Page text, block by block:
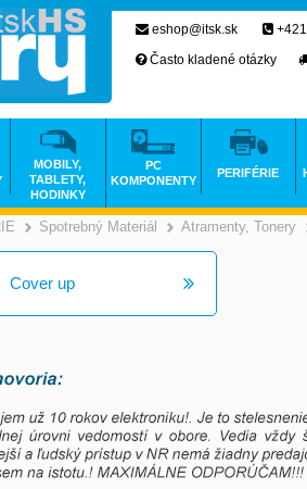
>
Spotrebný Materiál >
Atramenty, Tonery
Cover up
eshop@itsk.sk
Často kladené otázky
MOBILY,
TABLETY,
HODINKY
PC
KOMPONENTY
PERIFÉRIE